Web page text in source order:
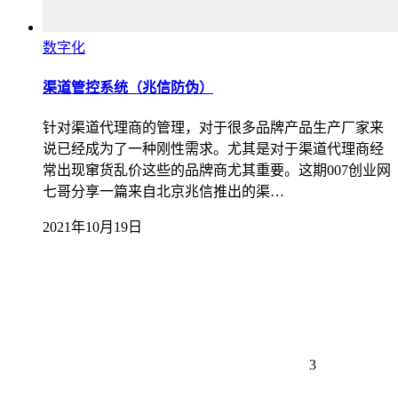
数字化
渠道管控系统（兆信防伪）
针对渠道代理商的管理，对于很多品牌产品生产厂家来
说已经成为了一种刚性需求。尤其是对于渠道代理商经
常出现窜货乱价这些的品牌商尤其重要。这期007创业网
七哥分享一篇来自北京兆信推出的渠…
2021年10月19日
3